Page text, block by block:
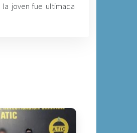
joven fue ultimada